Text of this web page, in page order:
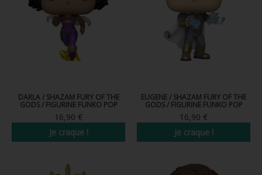
DARLA / SHAZAM FURY OF THE
GODS / FIGURINE FUNKO POP
16,90 €
Je craque !
EUGENE / SHAZAM FURY OF THE
GODS / FIGURINE FUNKO POP
16,90 €
Je craque !